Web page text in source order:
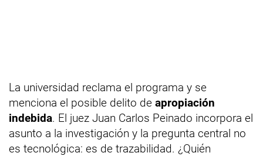
La universidad reclama el programa y se
menciona el posible delito de apropiación
indebida. El juez Juan Carlos Peinado incorpora el
asunto a la investigación y la pregunta central no
es tecnológica: es de trazabilidad. ¿Quién